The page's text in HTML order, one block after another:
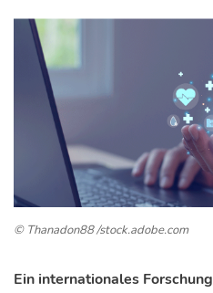
© Thanadon88 /stock.adobe.com
Ein internationales